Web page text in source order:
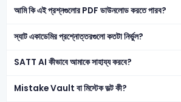
আমি কি এই প্রশ্নগুলোর PDF ডাউনলোড করতে পারব?
স্যাট একাডেমির প্রশ্নোত্তরগুলো কতটা নির্ভুল?
SATT AI কীভাবে আমাকে সাহায্য করবে?
Mistake Vault বা মিস্টেক ভল্ট কী?